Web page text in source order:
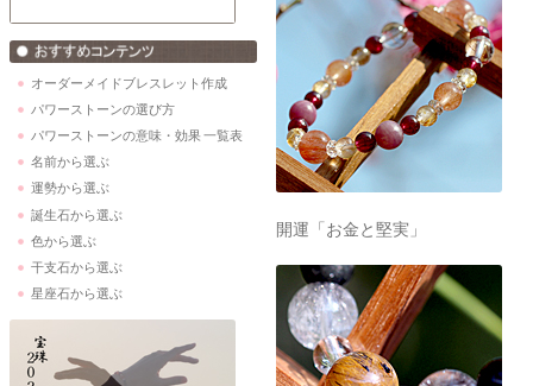
オーダーメイドブレスレット作成
パワーストーンの選び方
パワーストーンの意味・効果 一覧表
名前から選ぶ
運勢から選ぶ
誕生石から選ぶ
色から選ぶ
干支石から選ぶ
星座石から選ぶ
開運「お金と堅実」